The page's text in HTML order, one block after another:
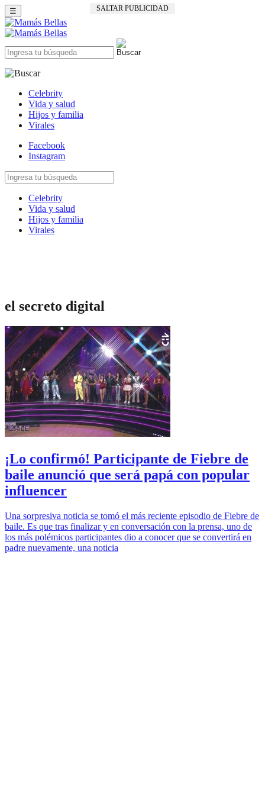
SALTAR PUBLICIDAD
☰
Celebrity
Vida y salud
Hijos y familia
Virales
Facebook
Instagram
Celebrity
Vida y salud
Hijos y familia
Virales
el secreto digital
¡Lo confirmó! Participante de Fiebre de
baile anunció que será papá con popular
influencer
Una sorpresiva noticia se tomó el más reciente episodio de Fiebre de
baile. Es que tras finalizar y en conversación con la prensa, uno de
los más polémicos participantes dio a conocer que se convertirá en
padre nuevamente, una noticia